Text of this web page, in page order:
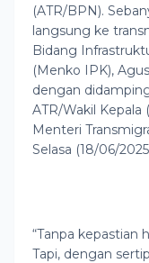
(ATR/BPN).
langsung ke
Bidang
(Menko IPK),
dengan
ATR/Wakil Kepala
Menteri
Selasa (18/06/
“Tanpa kepastian
Tapi, dengan